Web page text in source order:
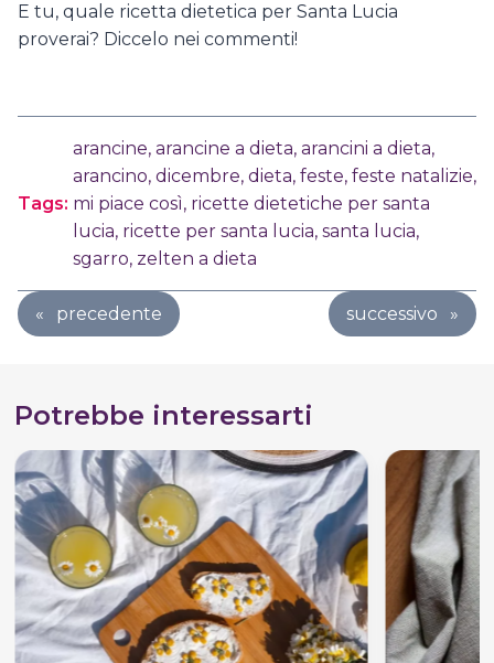
E tu, quale ricetta dietetica per Santa Lucia
proverai? Diccelo nei commenti!
Tags:
arancine, arancine a dieta, arancini a dieta,
arancino, dicembre, dieta, feste, feste natalizie,
mi piace così, ricette dietetiche per santa
lucia, ricette per santa lucia, santa lucia,
sgarro, zelten a dieta
« precedente successivo »
Potrebbe interessarti